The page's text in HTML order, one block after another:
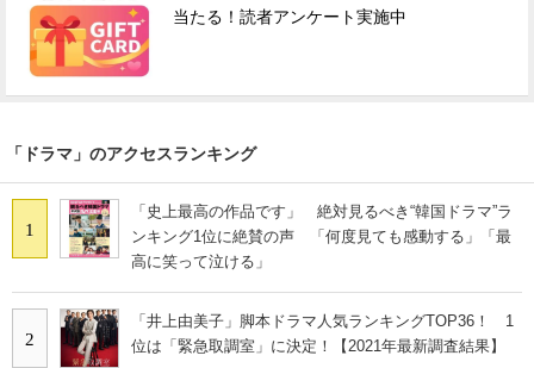
当たる！読者アンケート実施中
「ドラマ」のアクセスランキング
1
「史上最高の作品です」 絶対見るべき“韓国ドラマ”ラ
ンキング1位に絶賛の声 「何度見ても感動する」「最
高に笑って泣ける」
2
「井上由美子」脚本ドラマ人気ランキングTOP36！ 1
位は「緊急取調室」に決定！【2021年最新調査結果】